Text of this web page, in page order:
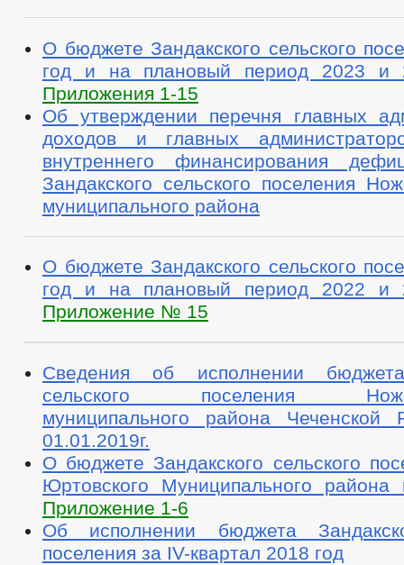
О бюджете Зандакского сельского
год и на плановый период 2023 и
Приложения 1-15
Об утверждении перечня главных
доходов и главных
внутреннего финансирования
Зандакского сельского поселения
муниципального района
О бюджете Зандакского сельского
год и на плановый период 2022 и
Приложение № 15
Сведения об исполнении бюджета
сельского поселения Ножай-
муниципального района Чеченской
01.01.2019г.
О бюджете Зандакского сельского
Юртовского Муниципального
Приложение 1-6
Об исполнении бюджета
поселения за IV-квартал 2018 год